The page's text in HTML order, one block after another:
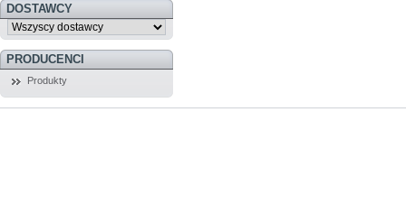
DOSTAWCY
PRODUCENCI
Produkty